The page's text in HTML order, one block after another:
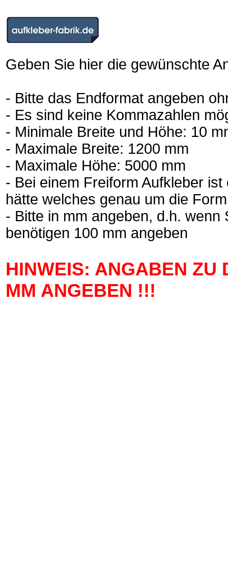
Geben Sie hier die gewünschte
- Bitte das Endformat angeben
- Es sind keine Kommazahlen
- Minimale Breite und Höhe: 10
- Maximale Breite: 1200 mm
- Maximale Höhe: 5000 mm
- Bei einem Freiform Aufkleber
hätte welches genau um die
- Bitte in mm angeben, d.h.
benötigen 100 mm angeben
HINWEIS: ANGABEN ZU
MM ANGEBEN !!!